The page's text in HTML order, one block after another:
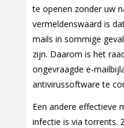
te openen zonder uw
vermeldenswaard is
mails in sommige
zijn. Daarom is het
ongevraagde e-
antivirussoftware te
Een andere effectieve
infectie is via torrents.